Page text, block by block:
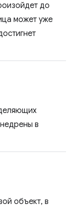
до
может уже
в
объект, в